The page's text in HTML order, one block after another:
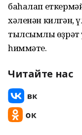
баһалап
хәленән килгән,
тылсымлы
һиммәте.
Читайте нас